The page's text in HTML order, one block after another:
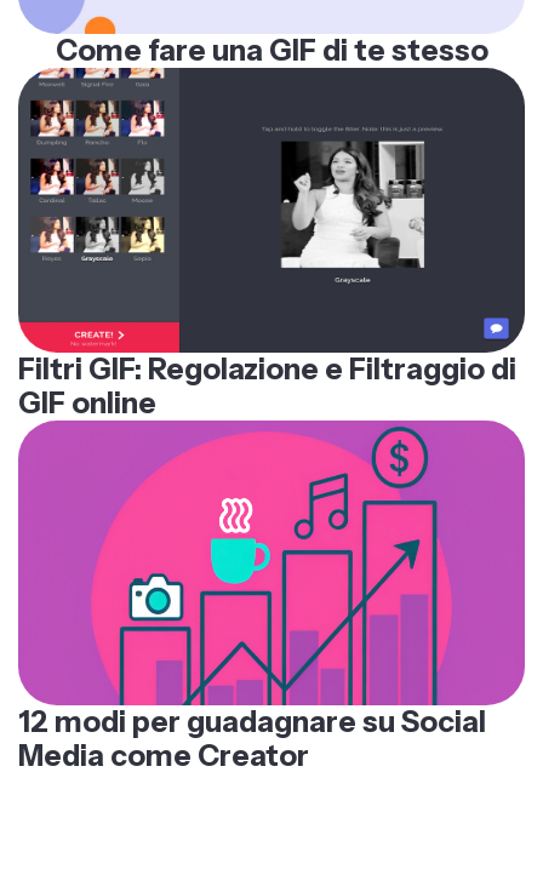
Come fare una GIF di te stesso
Filtri GIF: Regolazione e Filtraggio di
GIF online
12 modi per guadagnare su Social
Media come Creator